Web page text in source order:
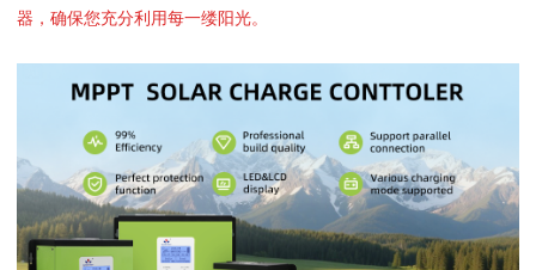
器，确保您充分利用每一缕阳光。